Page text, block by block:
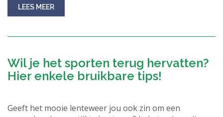
LEES MEER
Wil je het sporten terug hervatten?
Hier enkele bruikbare tips!
Geeft het mooie lenteweer jou ook zin om een